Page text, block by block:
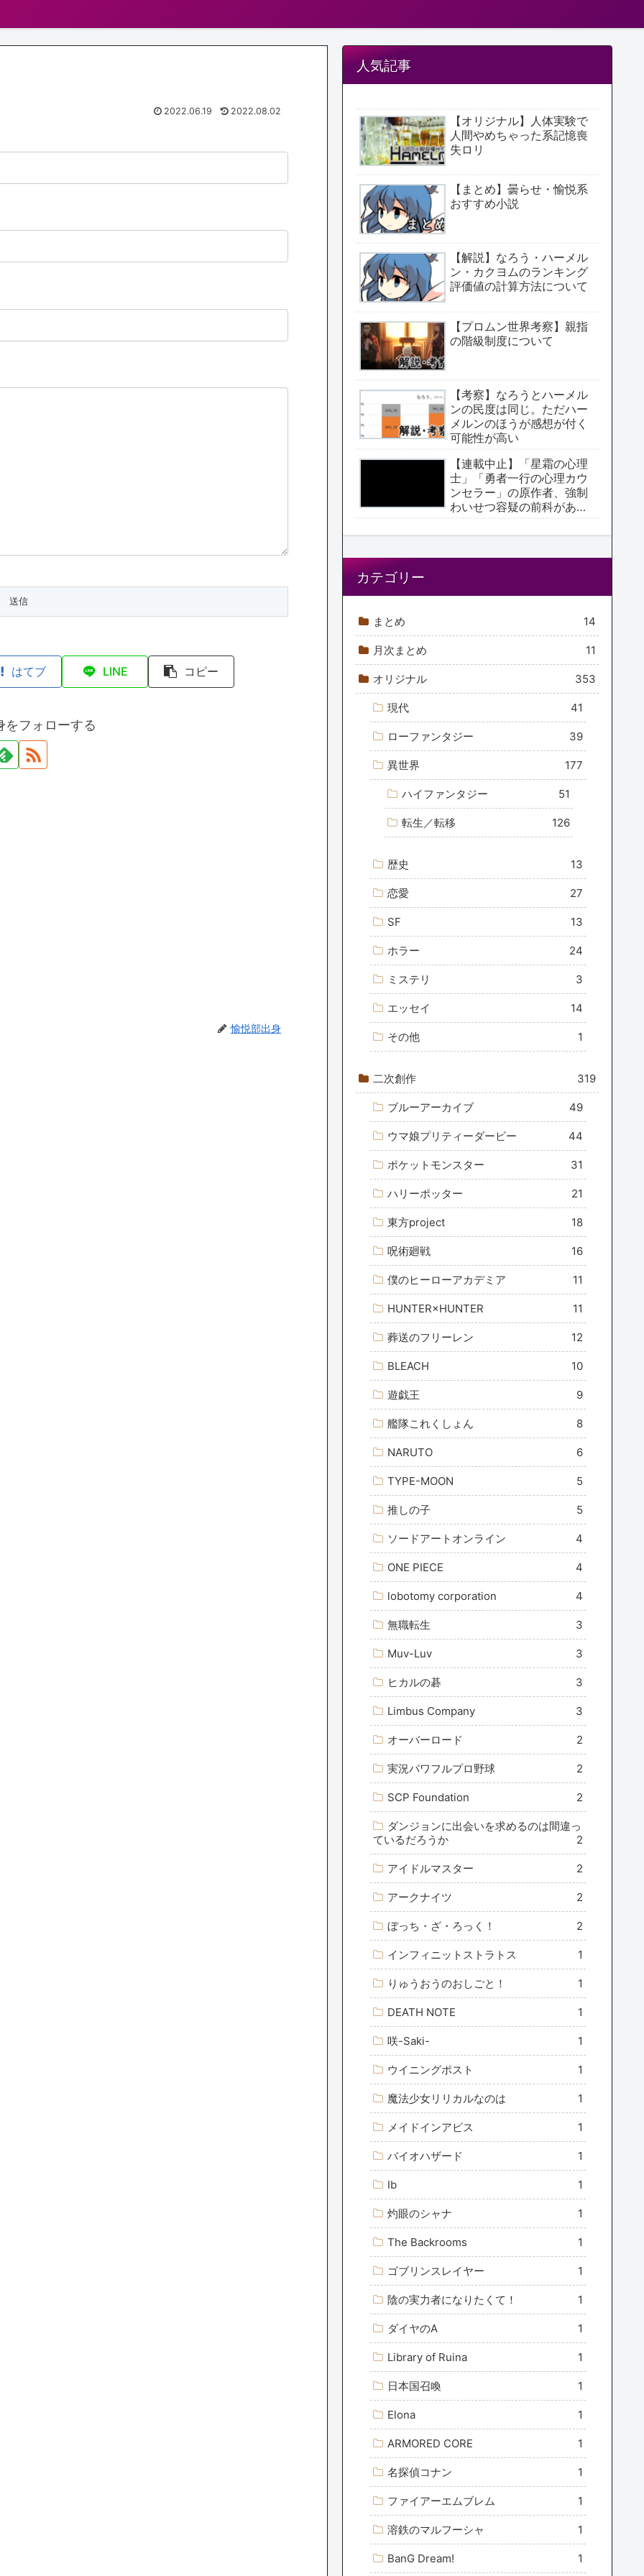
2022.06.19 2022.08.02
はてブ LINE コピー
をフォローする
愉悦部出身
人気記事
【オリジナル】人体実験で
人間やめちゃった系記憶喪
失ロリ
【まとめ】曇らせ・愉悦系
おすすめ小説
【解説】なろう・ハーメル
ン・カクヨムのランキング
評価値の計算方法について
【プロムン世界考察】親指
の階級制度について
【考察】なろうとハーメル
ンの民度は同じ。ただハー
メルンのほうが感想が付く
可能性が高い
【連載中止】「星霜の心理
士」「勇者一行の心理カウ
ンセラー」の原作者、強制
わいせつ容疑の前科があっ
カテゴリー
まとめ 14
月次まとめ 11
オリジナル 353
現代 41
ローファンタジー 39
異世界 177
ハイファンタジー 51
転生／転移 126
歴史 13
恋愛 27
SF 13
ホラー 24
ミステリ 3
エッセイ 14
その他 1
二次創作 319
ブルーアーカイブ 49
ウマ娘プリティーダービー 44
ポケットモンスター 31
ハリーポッター 21
東方project 18
呪術廻戦 16
僕のヒーローアカデミア 11
HUNTER×HUNTER 11
葬送のフリーレン 12
BLEACH 10
遊戯王 9
艦隊これくしょん 8
NARUTO 6
TYPE-MOON 5
推しの子 5
ソードアートオンライン 4
ONE PIECE 4
lobotomy corporation 4
無職転生 3
Muv-Luv 3
ヒカルの碁 3
Limbus Company 3
オーバーロード 2
実況パワフルプロ野球 2
SCP Foundation 2
ダンジョンに出会いを求めるのは間違っ
ているだろうか
2
アイドルマスター 2
アークナイツ 2
ぼっち・ざ・ろっく！ 2
インフィニットストラトス 1
りゅうおうのおしごと！ 1
DEATH NOTE 1
咲-Saki- 1
ウイニングポスト 1
魔法少女リリカルなのは 1
メイドインアビス 1
バイオハザード 1
Ib 1
灼眼のシャナ 1
The Backrooms 1
ゴブリンスレイヤー 1
陰の実力者になりたくて！ 1
ダイヤのA 1
Library of Ruina 1
日本国召喚 1
Elona 1
ARMORED CORE 1
名探偵コナン 1
ファイアーエムブレム 1
溶鉄のマルフーシャ 1
BanG Dream! 1